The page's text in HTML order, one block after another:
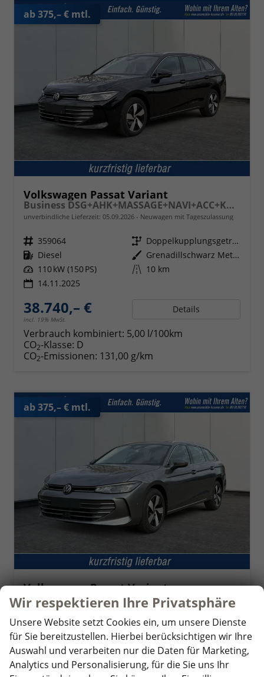
ab 375,– € mtl.
Volkswagen Passat Variant
Business DSG+AHK+MASSAGE+NAVI+ACC+KAMERA+LED+17" ALU
unverbindliche Lieferzeit: 05.09.2026 Neuwagen mit Tageszulassung
Fahrzeugnr. 359064 Getriebe
Doppelkupplungsgetriebe (DSG)
Kraftstoff Diesel Außenfarbe
Grenadillschwarz Metallic
Leistung 110 kW (150 PS) Kilometerstand 10 km
14.11.2025
38.740,– €
incl. 19% MwSt.
Details
Verbrauch kombiniert: 5,00 l/100km
CO2-Klasse: D
CO2-Emissionen: 131,00 g/km
ab 375,– € mtl.
Volkswagen Passat Variant
Business DSG+AHK+MASSAGE+NAVI+ACC+KAMERA+LED+17" ALU
unverbindliche Lieferzeit: 05.09.2026 Neuwagen mit Tageszulassung
Fahrzeugnr. 359065 Getriebe
Doppelkupplungsgetriebe (DSG)
Kraftstoff Diesel Außenfarbe Diabasgrau Metallic
Leistung 110 kW (150 PS) Kilometerstand 10 km
Wir respektieren Ihre Privatsphäre
Unsere Website setzt Cookies ein, um unsere Dienste
für Sie bereitzustellen. Hierbei berücksichtigen wir Ihre
Auswahl und verarbeiten nur die Daten für Marketing,
Analytics und Personalisierung, für die Sie uns Ihr